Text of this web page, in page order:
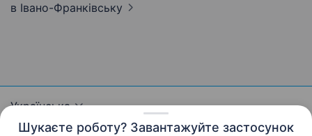
Шукаєте роботу? Завантажуйте застосунок
в Івано-Франківську
Українська